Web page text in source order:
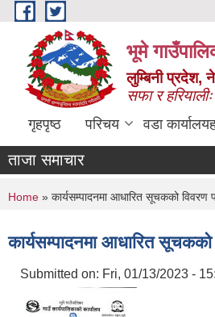
Skip to main content
भूमे
लुम्बिनी प्रदेश,
सफा र
गृहपृष्ठ परिचय वडा
ताजा समाचार
You are here
Home » कार्यसम्पादनमा आधारित सूचकको विवरण
कार्यसम्पादनमा आधारित
Submitted on: Fri, 01/13/2023 -